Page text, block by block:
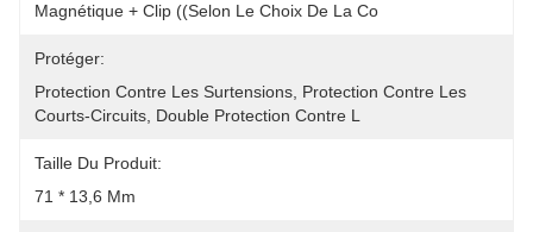
Magnétique + Clip ((selon Le Choix De La Co
Protéger:
Protection Contre Les Surtensions, Protection Contre Les
Courts-Circuits, Double Protection Contre L
Taille Du Produit:
71 * 13,6 Mm